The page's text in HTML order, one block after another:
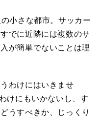
小さな都市。サッカー
でに近隣には複数のサ
が簡単でないことは理
わけにはいきませ
けにもいかないし、す
うすべきか、じっくり